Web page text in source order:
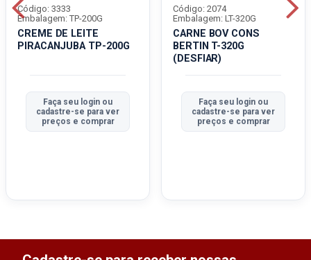
CREME DE LEITE
PIRACANJUBA TP-200G
Código: 3333
Embalagem: TP-200G
Faça seu login ou
cadastre-se para ver
preços e comprar
CARNE BOV CONS
BERTIN T-320G
(DESFIAR)
Código: 2074
Embalagem: LT-320G
Faça seu login ou
cadastre-se para ver
preços e comprar